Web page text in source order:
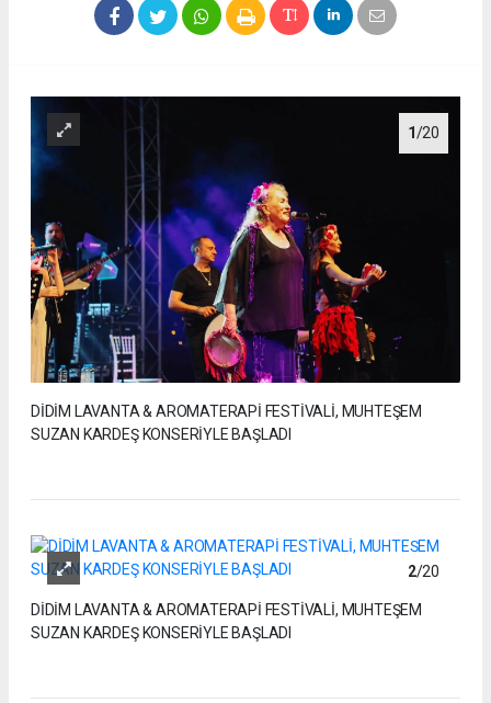
1/20
DİDİM LAVANTA & AROMATERAPİ FESTİVALİ, MUHTEŞEM
SUZAN KARDEŞ KONSERİYLE BAŞLADI
2/20
DİDİM LAVANTA & AROMATERAPİ FESTİVALİ, MUHTEŞEM
SUZAN KARDEŞ KONSERİYLE BAŞLADI